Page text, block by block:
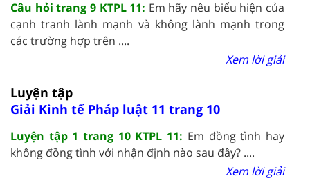
Câu hỏi trang 9 KTPL 11: Em hãy nêu biểu hiện của
cạnh tranh lành mạnh và không lành mạnh trong
các trường hợp trên ....
Xem lời giải
Luyện tập
Giải Kinh tế Pháp luật 11 trang 10
Luyện tập 1 trang 10 KTPL 11: Em đồng tình hay
không đồng tình với nhận định nào sau đây? ....
Xem lời giải